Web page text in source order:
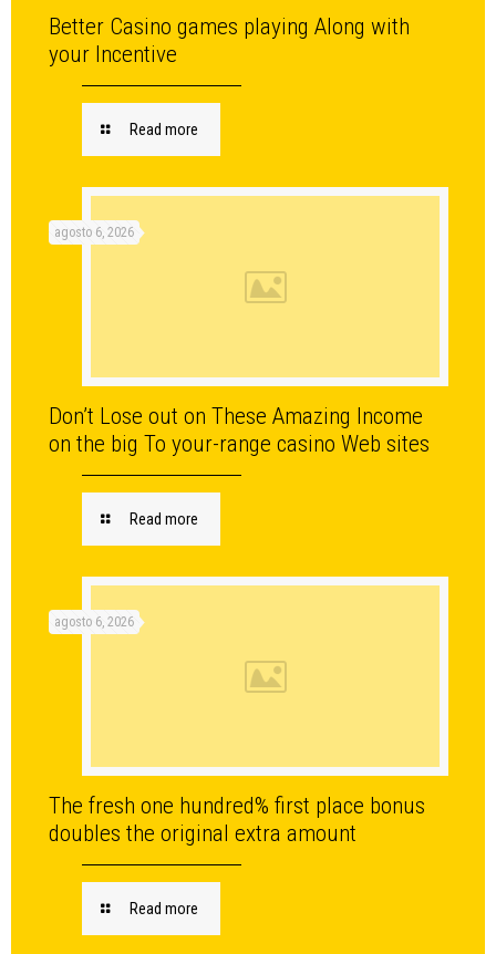
Better Casino games playing Along with
your Incentive
Read more
agosto 6, 2026
Don’t Lose out on These Amazing Income
on the big To your-range casino Web sites
Read more
agosto 6, 2026
The fresh one hundred% first place bonus
doubles the original extra amount
Read more